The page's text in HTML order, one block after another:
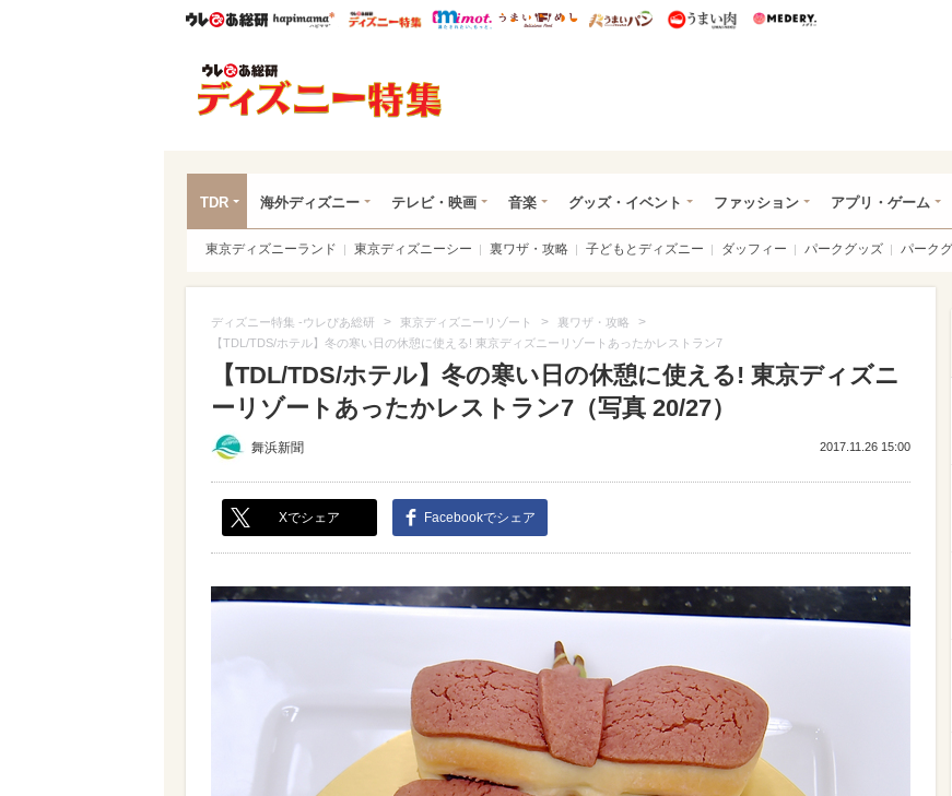
ウレぴあ総研ハピママ* ウレぴあ総研 ディズニー特集
mimot. うまいめし うまいパン うまい肉
TDR 海外ディズニー テレビ・映画 音楽 グッズ・イベント ファッション アプリ・ゲーム
東京ディズニーランド 東京ディズニーシー 裏ワザ・攻略 子どもとディズニー ダッフィー パークグッズ パーク
ディズニー特集 -ウレぴあ総研 > 東京ディズニーリゾート > 裏ワザ・攻略 >
【TDL/TDS/ホテル】冬の寒い日の休憩に使える! 東京ディズニーリゾートあったかレストラン7
【TDL/TDS/ホテル】冬の寒い日の休憩に使える! 東京ディズニ
ーリゾートあったかレストラン7（写真 20/27）
舞浜新聞 2017.11.26 15:00
Xでシェア Facebookでシェア